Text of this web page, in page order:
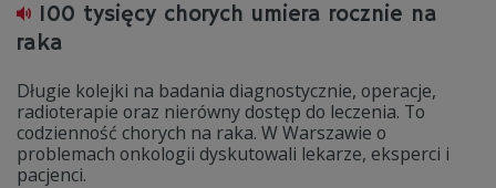
100 tysięcy chorych umiera rocznie na
raka
Długie kolejki na badania diagnostycznie, operacje,
radioterapie oraz nierówny dostęp do leczenia. To
codzienność chorych na raka. W Warszawie o
problemach onkologii dyskutowali lekarze, eksperci i
pacjenci.